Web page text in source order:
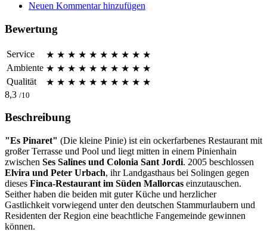
Neuen Kommentar hinzufügen
Bewertung
Service ★ ★ ★ ★ ★ ★ ★ ★ ★ ★
Ambiente ★ ★ ★ ★ ★ ★ ★ ★ ★ ★
Qualität
★ ★ ★ ★ ★ ★ ★ ★ ★ ★
8,3 /10
Beschreibung
"Es Pinaret" (Die kleine Pinie) ist ein ockerfarbenes Restaurant mit
großer Terrasse und Pool und liegt mitten in einem Pinienhain
zwischen Ses Salines und Colonia Sant Jordi. 2005 beschlossen
Elvira und Peter Urbach, ihr Landgasthaus bei Solingen gegen
dieses Finca-Restaurant im Süden Mallorcas einzutauschen.
Seither haben die beiden mit guter Küche und herzlicher
Gastlichkeit vorwiegend unter den deutschen Stammurlaubern und
Residenten der Region eine beachtliche Fangemeinde gewinnen
können.